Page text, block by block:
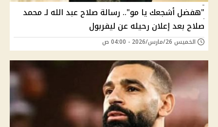
"هفضل أشجعك يا مو".. رسالة صلاح عبد الله لـ محمد
صلاح بعد إعلان رحيله عن ليفربول
الخميس 26/مارس/2026 - 04:00 ص